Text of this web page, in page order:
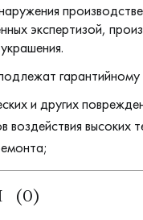
экспертизой,
и других
воздействия высоких
( 0 )